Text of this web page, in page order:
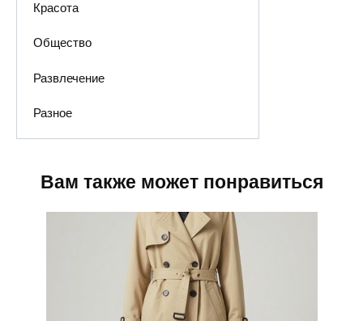
Красота
Общество
Развлечение
Разное
Вам также может понравиться